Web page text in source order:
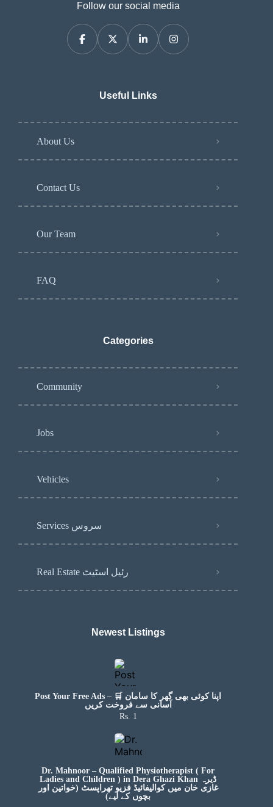
Follow our social media
Useful Links
About Us
Contact Us
Our Team
FAQ
Categories
Community
Jobs
Vehicles
Services سروس
Real Estate رئیل اسٹیٹ
Newest Listings​
Post Your Free Ads – 🛒 اپنا کوئی بھی گھر کا سامان
آسانی سے فروخت کریں
Rs. 1
Dr. Mahnoor – Qualified Physiotherapist ( For
Ladies and Children ) in Dera Ghazi Khan ڈیرہ
غازی خان میں کوالیفائیڈ فزیو تھراپسٹ (خواتین اور
بچوں کے لیے)